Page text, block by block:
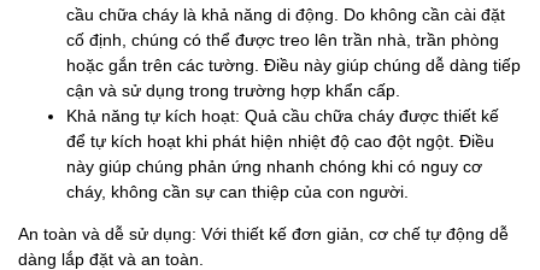
cầu chữa cháy là khả năng di động. Do không cần cài đặt
cố định, chúng có thể được treo lên trần nhà, trần phòng
hoặc gắn trên các tường. Điều này giúp chúng dễ dàng tiếp
cận và sử dụng trong trường hợp khẩn cấp.
Khả năng tự kích hoạt: Quả cầu chữa cháy được thiết kế
để tự kích hoạt khi phát hiện nhiệt độ cao đột ngột. Điều
này giúp chúng phản ứng nhanh chóng khi có nguy cơ
cháy, không cần sự can thiệp của con người.
An toàn và dễ sử dụng: Với thiết kế đơn giản, cơ chế tự động dễ
dàng lắp đặt và an toàn.